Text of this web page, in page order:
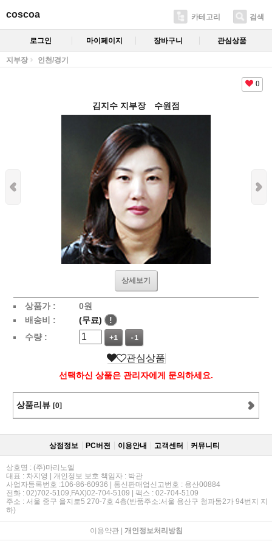
coscoa 카테고리 검색
로그인 마이페이지 장바구니 관심상품
지부장 인천/경기
0
김지수 지부장 수원점
상세보기
상품가 : 0원
배송비 :
(무료)
!
수량 :
+1 -1
관심상품
선택하신 상품은 관리자에게 문의하세요.
상품리뷰 [0]
상점정보 PC버젼 이용안내 고객센터 커뮤니티
상호명 : (주)마리노엘
대표 : 차지영 | 개인정보 보호 책임자 : 박관
사업자등록번호 :106-86-60936 | 통신판매업신고번호 : 용산00884
전화 : 02)702-5109,FAX)02-704-5109 | 팩스 : 02-704-5109
주소 : 서울 중구 을지로5 270-7호 4층(반품주소:서울 용산구 청파동2가 94번지 지
하)
이용약관| 개인정보처리방침